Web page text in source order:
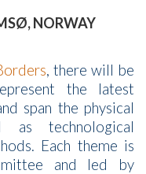
NORWAY
, there will be
the latest
span the physical
technological
Each theme is
and led by